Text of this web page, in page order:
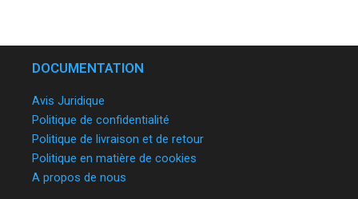
DOCUMENTATION
Avis Juridique
Politique de confidentialité
Politique de livraison et de retour
Politique en matière de cookies
A propos de nous